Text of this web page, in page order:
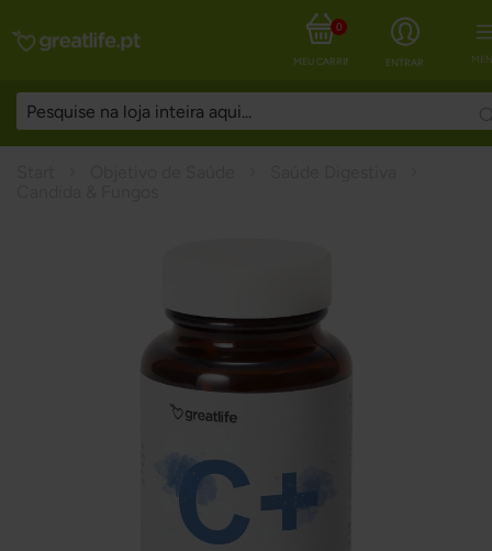
ENTRAR
MEU CARRINHO
0